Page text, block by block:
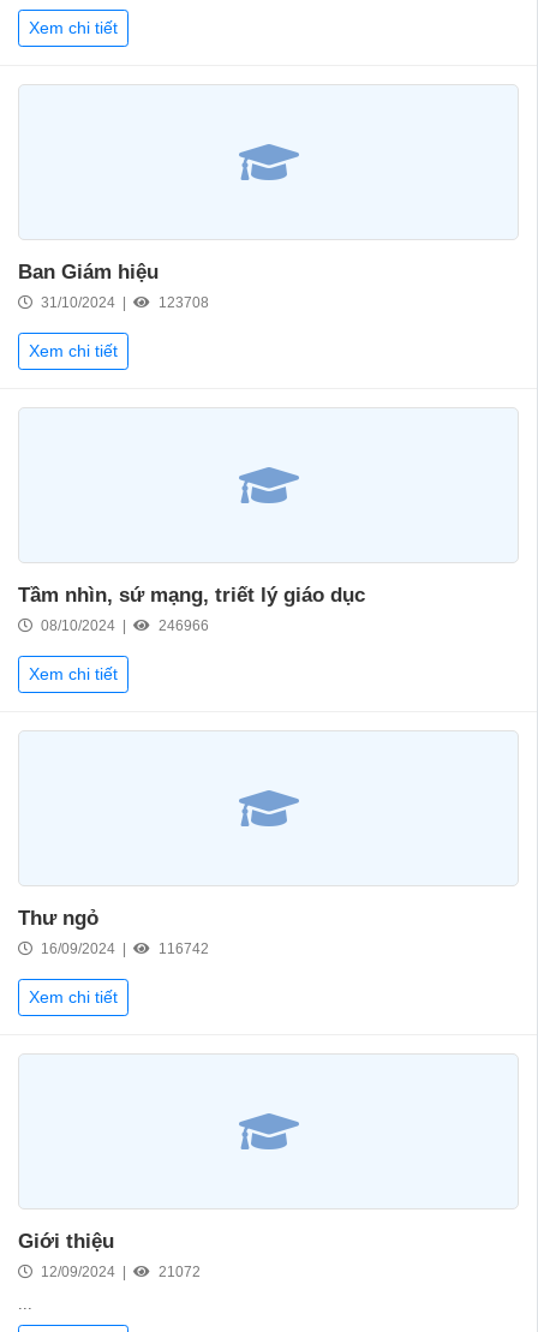
Xem chi tiết
Ban Giám hiệu
31/10/2024 | 123708
Xem chi tiết
Tầm nhìn, sứ mạng, triết lý giáo dục
08/10/2024 | 246966
Xem chi tiết
Thư ngỏ
16/09/2024 | 116742
Xem chi tiết
Giới thiệu
12/09/2024 | 21072
...